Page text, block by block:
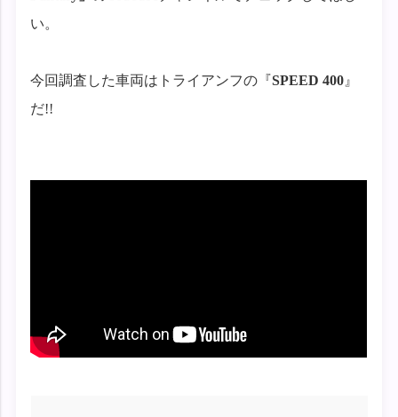
い。
今回調査した車両はトライアンフの『SPEED 400 』
だ!!